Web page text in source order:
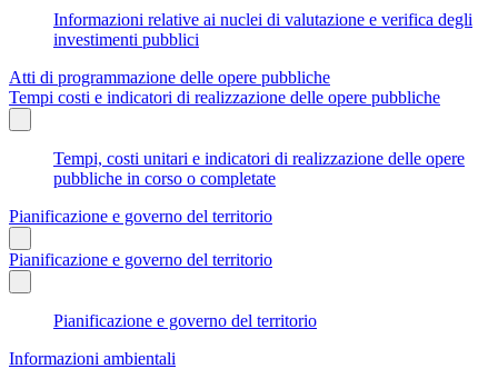
Informazioni relative ai nuclei di valutazione e verifica degli
investimenti pubblici
Atti di programmazione delle opere pubbliche
Tempi costi e indicatori di realizzazione delle opere pubbliche
Tempi, costi unitari e indicatori di realizzazione delle opere
pubbliche in corso o completate
Pianificazione e governo del territorio
Pianificazione e governo del territorio
Pianificazione e governo del territorio
Informazioni ambientali